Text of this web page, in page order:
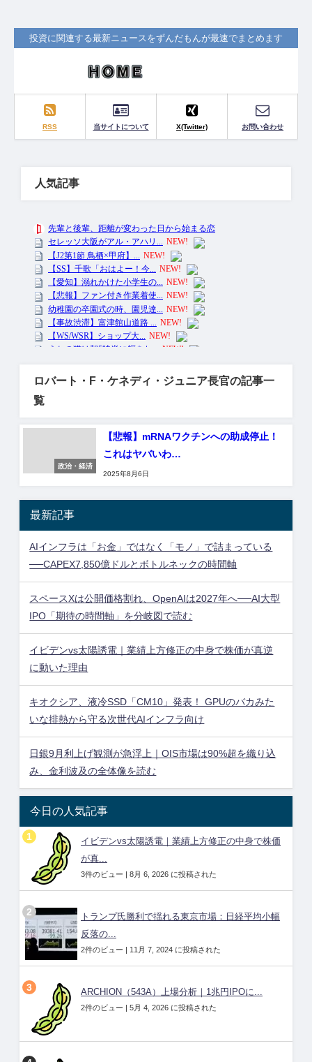
投資に関連する最新ニュースをずんだもんが最速でまとめます
RSS 当サイトについて X(Twitter) お問い合わせ
人気記事
ロバート・F・ケネディ・ジュニア長官の記事一
覧
政治・経済
【悲報】mRNAワクチンへの助成停止！
これはヤバいわ…
2025年8月6日
最新記事
AIインフラは「お金」ではなく「モノ」で詰まっている
──CAPEX7,850億ドルとボトルネックの時間軸
スペースXは公開価格割れ、OpenAIは2027年へ──AI大型
IPO「期待の時間軸」を分岐図で読む
イビデンvs太陽誘電｜業績上方修正の中身で株価が真逆
に動いた理由
キオクシア、液冷SSD「CM10」発表！ GPUのバカみた
いな排熱から守る次世代AIインフラ向け
日銀9月利上げ観測が急浮上｜OIS市場は90%超を織り込
み、金利波及の全体像を読む
今日の人気記事
イビデンvs太陽誘電｜業績上方修正の中身で株価
が真...
3件のビュー | 8月 6, 2026 に投稿された
トランプ氏勝利で揺れる東京市場：日経平均小幅
反落の...
2件のビュー | 11月 7, 2024 に投稿された
ARCHION（543A）上場分析｜1兆円IPOに...
2件のビュー | 5月 4, 2026 に投稿された